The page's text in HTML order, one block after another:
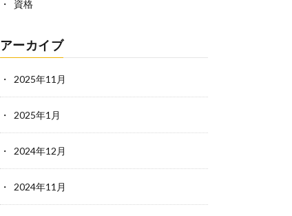
資格
アーカイブ
2025年11月
2025年1月
2024年12月
2024年11月